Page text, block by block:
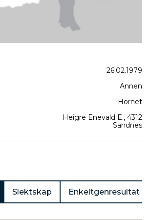
26.02.1979
Annen
Hornet
Heigre Enevald E., 4312
Sandnes
Slektskap Enkeltgenresultat